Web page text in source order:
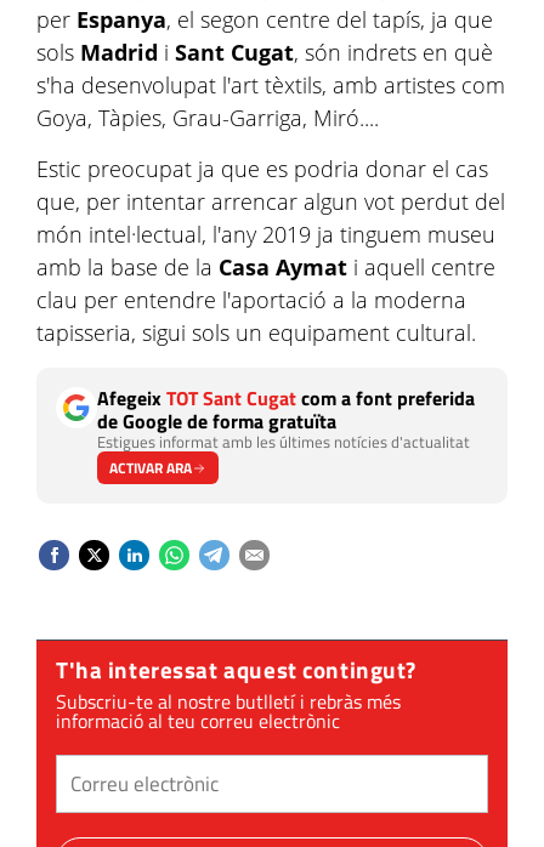
per Espanya, el segon centre del tapís, ja que
sols Madrid i Sant Cugat, són indrets en què
s'ha desenvolupat l'art tèxtils, amb artistes com
Goya, Tàpies, Grau-Garriga, Miró....
Estic preocupat ja que es podria donar el cas
que, per intentar arrencar algun vot perdut del
món intel·lectual, l'any 2019 ja tinguem museu
amb la base de la Casa Aymat i aquell centre
clau per entendre l'aportació a la moderna
tapisseria, sigui sols un equipament cultural.
AfegeixTOT Sant Cugatcom a font preferida
de Google de forma gratuïta
Estigues informat amb les últimes notícies d'actualitat
ACTIVAR ARA
T'ha interessat aquest contingut?
Subscriu-te al nostre butlletí i rebràs més
informació al teu correu electrònic